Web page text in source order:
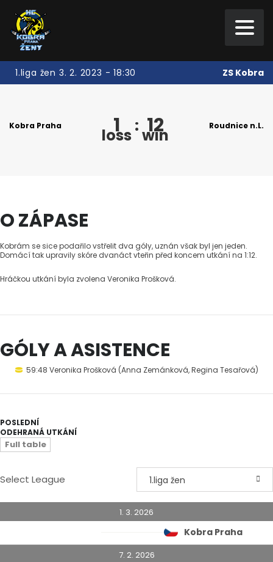
1.liga žen 3. 2. 2023 - 18:30 ZS Kobra
Kobra Praha 1
loss : 12
win Roudnice n.L.
O ZÁPASE
Kobrám se sice podařilo vstřelit dva góly, uznán však byl jen jeden.
Domácí tak upravily skóre dvanáct vteřin před koncem utkání na 1:12.
Hráčkou utkání byla zvolena Veronika Prošková.
GÓLY A ASISTENCE
59:48 Veronika Prošková (Anna Zemánková, Regina Tesařová)
POSLEDNÍ
ODEHRANÁ UTKÁNÍ
Full table
Select League 1.liga žen
1. 3. 2026
Kobra Praha
7. 2. 2026